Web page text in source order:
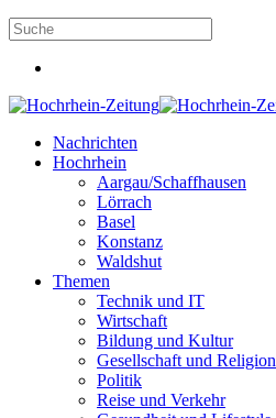
Nachrichten
Hochrhein
Aargau/Schaffhausen
Lörrach
Basel
Konstanz
Waldshut
Themen
Technik und IT
Wirtschaft
Bildung und Kultur
Gesellschaft und Religion
Politik
Reise und Verkehr